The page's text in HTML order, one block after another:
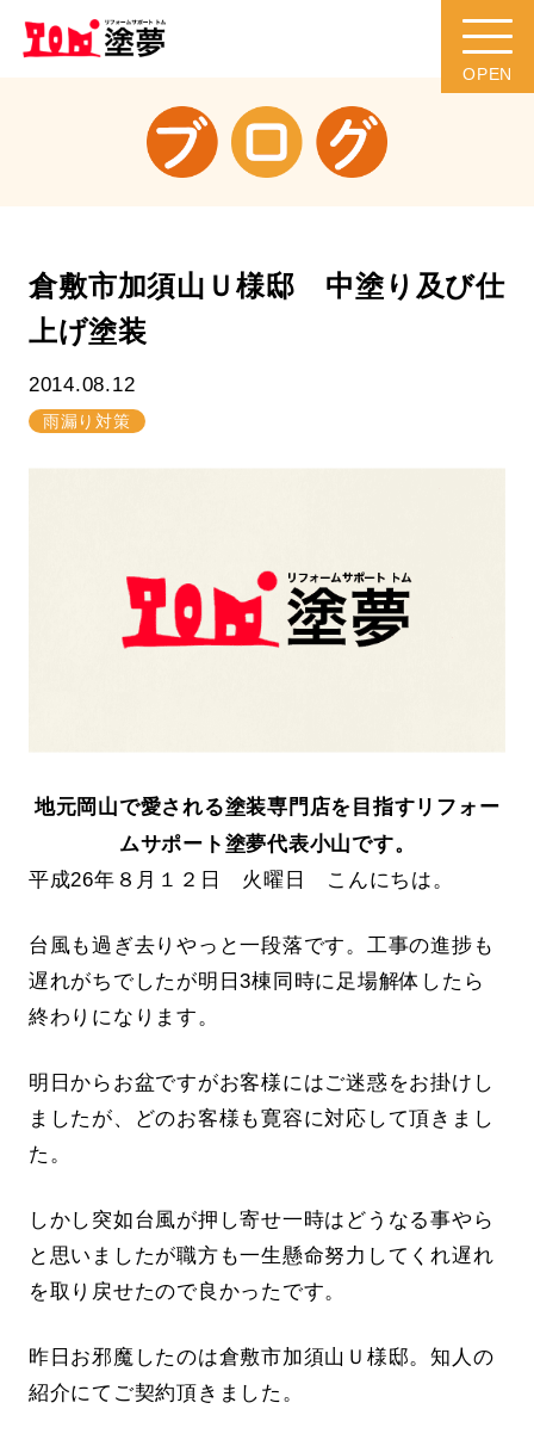
倉敷市加須山Ｕ様邸 中塗り及び仕
上げ塗装
2014.08.12
雨漏り対策
地元岡山で愛される塗装専門店を目指すリフォー
ムサポート塗夢代表小山です。
平成26年８月１２日 火曜日 こんにちは。
台風も過ぎ去りやっと一段落です。工事の進捗も
遅れがちでしたが明日3棟同時に足場解体したら
終わりになります。
明日からお盆ですがお客様にはご迷惑をお掛けし
ましたが、どのお客様も寛容に対応して頂きまし
た。
しかし突如台風が押し寄せ一時はどうなる事やら
と思いましたが職方も一生懸命努力してくれ遅れ
を取り戻せたので良かったです。
昨日お邪魔したのは倉敷市加須山Ｕ様邸。知人の
紹介にてご契約頂きました。